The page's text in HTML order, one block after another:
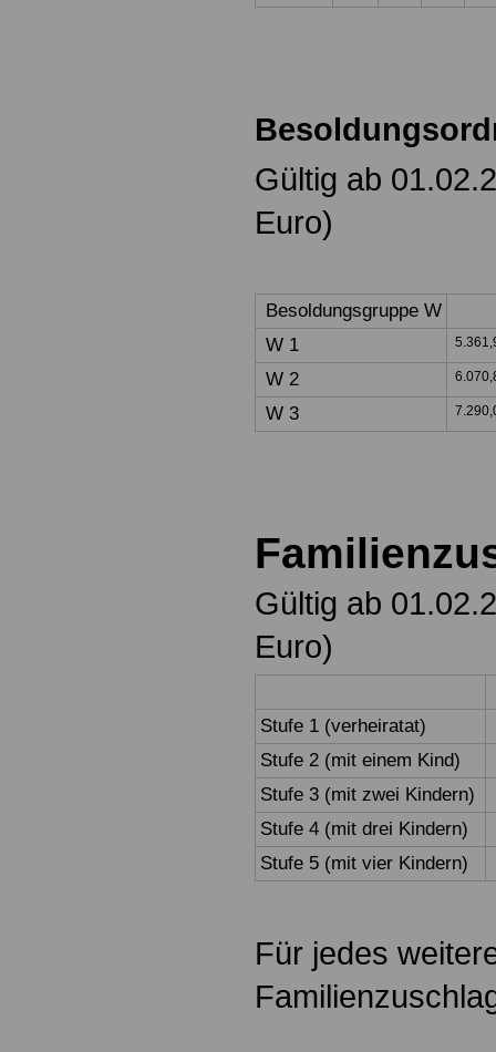
Gültig ab
Euro)
Besoldungsgruppe W
W 1
W 2
W 3
Gültig ab
Euro)
Stufe 1 (verheiratat)
Stufe 2 (mit einem Kind)
Stufe 3 (mit zwei Kindern)
Stufe 4 (mit drei Kindern)
Stufe 5 (mit vier Kindern)
Für jedes